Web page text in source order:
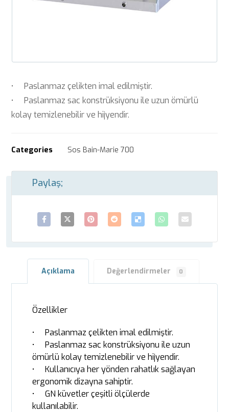
• Paslanmaz çelikten imal edilmiştir.
• Paslanmaz sac konstrüksiyonu ile uzun ömürlü
kolay temizlenebilir ve hijyendir.
Categories Sos Bain-Marie 700
Açıklama Değerlendirmeler 0
Özellikler
• Paslanmaz çelikten imal edilmiştir.
• Paslanmaz sac konstrüksiyonu ile uzun
ömürlü kolay temizlenebilir ve hijyendir.
• Kullanıcıya her yönden rahatlık sağlayan
ergonomik dizayna sahiptir.
• GN küvetler çeşitli ölçülerde
kullanılabilir.